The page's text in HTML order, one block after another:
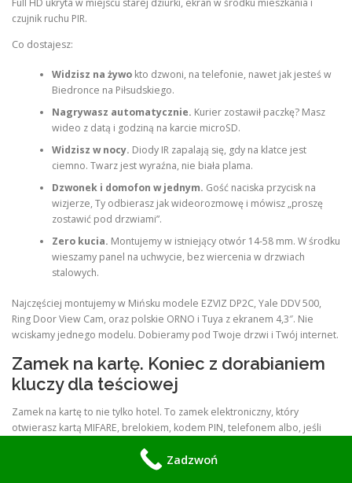
czujnik ruchu PIR.
Co dostajesz:
Widzisz na żywokto dzwoni, na telefonie, nawet jak jesteś w
Biedronce na Piłsudskiego.
Nagrywasz automatycznie. Kurier zostawił paczkę? Masz
wideo z datą i godziną na karcie microSD.
Widzisz w nocy. Diody IR zapalają się, gdy na klatce jest
ciemno. Twarz jest wyraźna, nie biała plama.
Dzwonek i domofon w jednym. Gość naciska przycisk na
wizjerze, Ty odbierasz jak wideorozmowę i mówisz „proszę
zostawić pod drzwiami”.
Zero kucia. Montujemy w istniejący otwór 14-58 mm. W środku
wieszamy panel na uchwycie, bez wiercenia w drzwiach
stalowych.
Najczęściej montujemy w Mińsku modele EZVIZ DP2C, Yale DDV 500,
Ring Door View Cam, oraz polskie ORNO i Tuya z ekranem 4,3″. Nie
wciskamy jednego modelu. Dobieramy pod Twoje drzwi i Twój internet.
Zamek na kartę. Koniec z dorabianiem
kluczy dla teściowej
Zamek na kartę to nie tylko hotel. To zamek elektroniczny, który
otwierasz kartą MIFARE, brelokiem, kodem PIN, telefonem albo, jeśli
Dlaczego mieszkańcy Mińska to kochają:
Zadzwoń